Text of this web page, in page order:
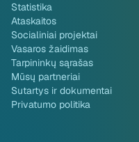
Statistika
Ataskaitos
Socialiniai projektai
Vasaros žaidimas
Tarpininkų sąrašas
Mūsų partneriai
Sutartys ir dokumentai
Privatumo politika